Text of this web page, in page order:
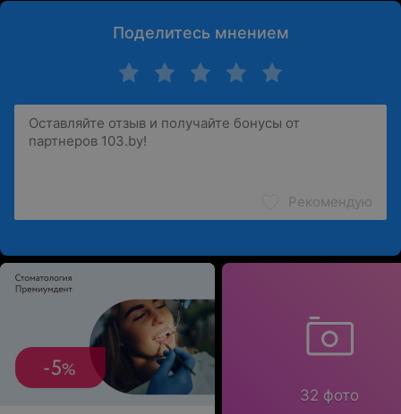
Поделитесь мнением
Рекомендую
32 фото